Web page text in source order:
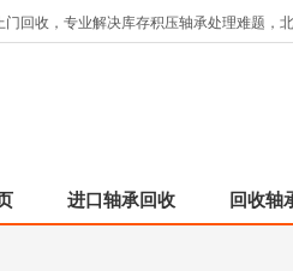
回收，专业解决库存积压轴承处理难题，
进口轴承回收 回收轴